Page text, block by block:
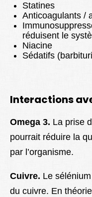
Statines
Anticoagulants /
réduisent le
Niacine
Sédatifs
Interactions
Omega 3. La prise
pourrait réduire la
par l’organisme.
Cuivre. Le
du cuivre. En